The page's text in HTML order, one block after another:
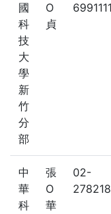
國
科
技
大
學
新
竹
分
部
O
貞
中
華
科
張
O
華
02-